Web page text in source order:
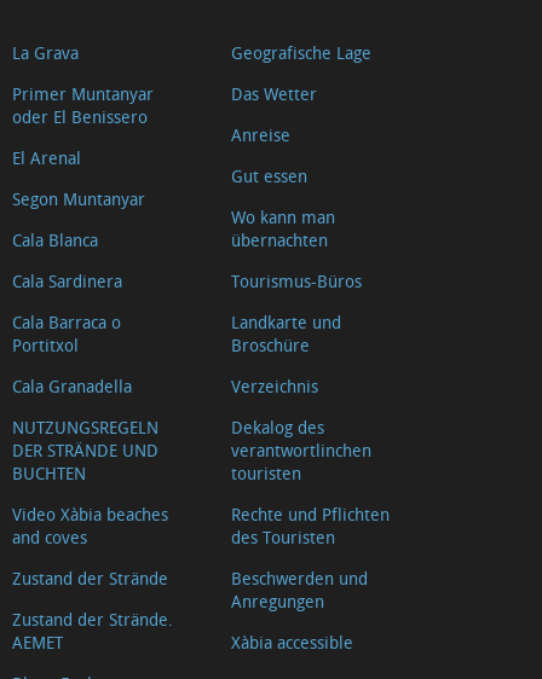
La Grava
Primer Muntanyar
oder El Benissero
El Arenal
Segon Muntanyar
Cala Blanca
Cala Sardinera
Cala Barraca o
Portitxol
Cala Granadella
NUTZUNGSREGELN
DER STRÄNDE UND
BUCHTEN
Video Xàbia beaches
and coves
Zustand der Strände
Zustand der Strände.
AEMET
Geografische Lage
Das Wetter
Anreise
Gut essen
Wo kann man
übernachten
Tourismus-Büros
Landkarte und
Broschüre
Verzeichnis
Dekalog des
verantwortlinchen
touristen
Rechte und Pflichten
des Touristen
Beschwerden und
Anregungen
Xàbia accessible